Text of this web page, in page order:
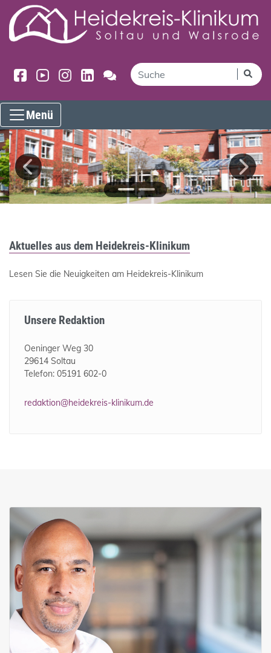
Menü
Aktuelles aus dem Heidekreis-Klinikum
Lesen Sie die Neuigkeiten am Heidekreis-Klinikum
Unsere Redaktion
Oeninger Weg 30
29614 Soltau
Telefon: 05191 602-0
redaktion@heidekreis-klinikum.de